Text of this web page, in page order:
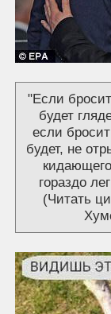
"Если
будет
если
будет, не
гораздо
(Читать